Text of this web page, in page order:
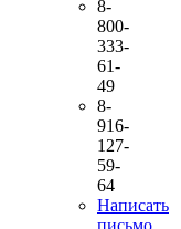
8-
800-
333-
61-
49
8-
916-
127-
59-
64
Написать